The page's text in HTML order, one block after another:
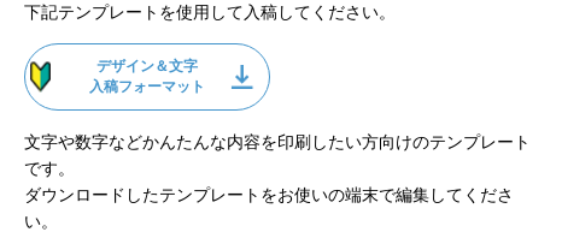
下記テンプレートを使用して入稿してください。
デザイン＆文字
入稿フォーマット
文字や数字などかんたんな内容を印刷したい方向けのテンプレート
です。
ダウンロードしたテンプレートをお使いの端末で編集してくださ
い。